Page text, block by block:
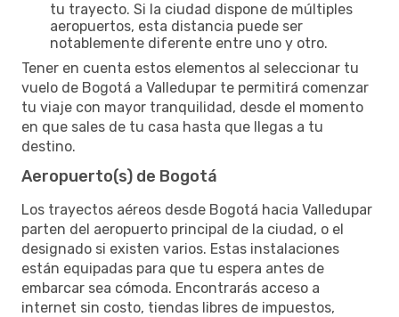
tu trayecto. Si la ciudad dispone de múltiples
aeropuertos, esta distancia puede ser
notablemente diferente entre uno y otro.
Tener en cuenta estos elementos al seleccionar tu
vuelo de Bogotá a Valledupar te permitirá comenzar
tu viaje con mayor tranquilidad, desde el momento
en que sales de tu casa hasta que llegas a tu
destino.
Aeropuerto(s) de Bogotá
Los trayectos aéreos desde Bogotá hacia Valledupar
parten del aeropuerto principal de la ciudad, o el
designado si existen varios. Estas instalaciones
están equipadas para que tu espera antes de
embarcar sea cómoda. Encontrarás acceso a
internet sin costo, tiendas libres de impuestos,